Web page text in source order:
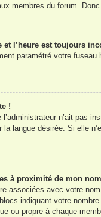
membres du forum.
et l’heure est toujours
paramétré votre
!
n’ait pas
la langue désirée. Si elle
à proximité de mon
associées avec votre
indiquant votre
ou propre à chaque